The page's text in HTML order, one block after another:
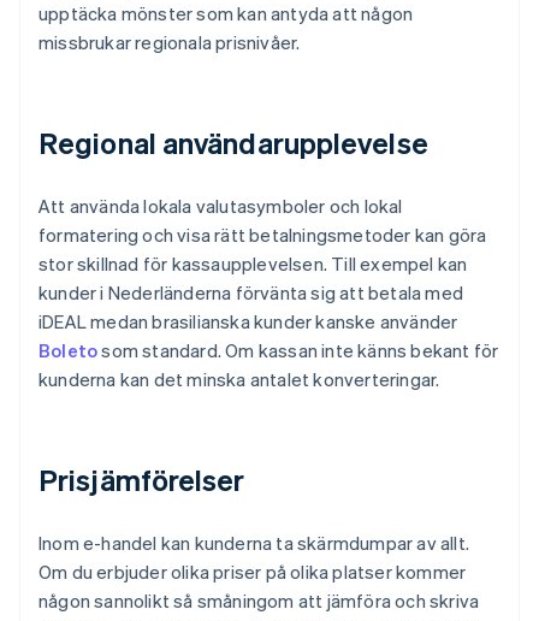
upptäcka mönster som kan antyda att någon
missbrukar regionala prisnivåer.
Regional användarupplevelse
Att använda lokala valutasymboler och lokal
formatering och visa rätt betalningsmetoder kan göra
stor skillnad för kassaupplevelsen. Till exempel kan
kunder i Nederländerna förvänta sig att betala med
iDEAL medan brasilianska kunder kanske använder
Boletosom standard. Om kassan inte känns bekant för
kunderna kan det minska antalet konverteringar.
Prisjämförelser
Inom e-handel kan kunderna ta skärmdumpar av allt.
Om du erbjuder olika priser på olika platser kommer
någon sannolikt så småningom att jämföra och skriva